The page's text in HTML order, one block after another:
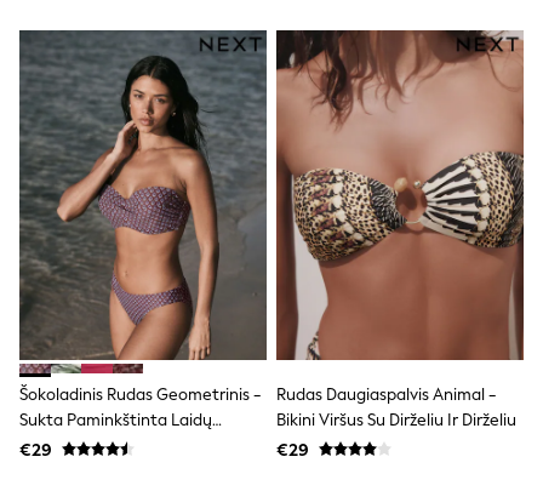
Sunsafe Swimwear
Swimsuits
Tops & T-Shirts
Baby Holiday Shop
Baby Travel Accessories
All Accessories
Beach Bags
Luggage
Beach Towels
Birkenstock
Crocs
Havaianas
Pour Moi
Rayban
Skechers
Trousers
GIRLS
New In
New in from Next
New In
Šokoladinis Rudas Geometrinis -
Sukta Paminkštinta Laidų
Juostele Su Dirželiu
€29
Rudas Daugiaspalvis Animal -
Bikini Viršus Su Dirželiu Ir Dirželiu
€29